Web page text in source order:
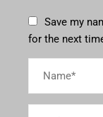
Save my
for the next